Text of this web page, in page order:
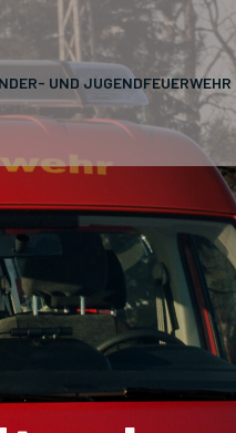
UND JUGENDFEUERWEHR